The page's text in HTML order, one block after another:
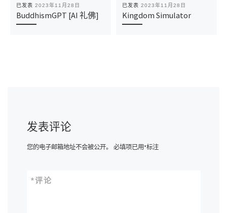
已发表 2023年11月28日
BuddhismGPT [AI 礼佛]
已发表 2023年11月28日
Kingdom Simulator
发表评论
您的电子邮箱地址不会被公开。 必填项已用*标注
评论
*